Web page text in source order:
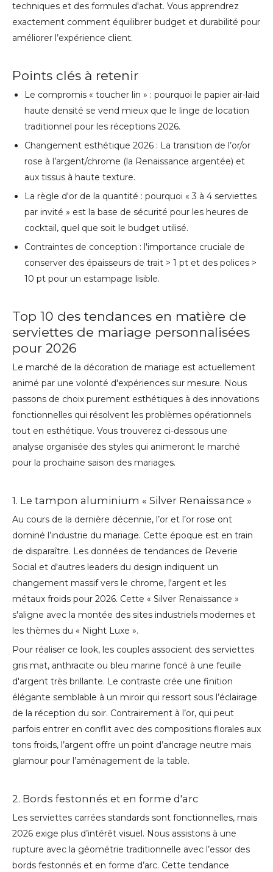
techniques et des formules d'achat. Vous apprendrez
exactement comment équilibrer budget et durabilité pour
améliorer l’expérience client.
Points clés à retenir
Le compromis « toucher lin » : pourquoi le papier air-laid
haute densité se vend mieux que le linge de location
traditionnel pour les réceptions 2026.
Changement esthétique 2026 : La transition de l’or/or
rose à l’argent/chrome (la Renaissance argentée) et
aux tissus à haute texture.
La règle d'or de la quantité : pourquoi « 3 à 4 serviettes
par invité » est la base de sécurité pour les heures de
cocktail, quel que soit le budget utilisé.
Contraintes de conception : l'importance cruciale de
conserver des épaisseurs de trait > 1 pt et des polices >
10 pt pour un estampage lisible.
Top 10 des tendances en matière de
serviettes de mariage personnalisées
pour 2026
Le marché de la décoration de mariage est actuellement
animé par une volonté d'expériences sur mesure. Nous
passons de choix purement esthétiques à des innovations
fonctionnelles qui résolvent les problèmes opérationnels
tout en esthétique. Vous trouverez ci-dessous une
analyse organisée des styles qui animeront le marché
pour la prochaine saison des mariages.
1. Le tampon aluminium « Silver Renaissance »
Au cours de la dernière décennie, l’or et l’or rose ont
dominé l’industrie du mariage. Cette époque est en train
de disparaître. Les données de tendances de Reverie
Social et d'autres leaders du design indiquent un
changement massif vers le chrome, l'argent et les
métaux froids pour 2026. Cette « Silver Renaissance »
s'aligne avec la montée des sites industriels modernes et
les thèmes du « Night Luxe ».
Pour réaliser ce look, les couples associent des serviettes
gris mat, anthracite ou bleu marine foncé à une feuille
d'argent très brillante. Le contraste crée une finition
élégante semblable à un miroir qui ressort sous l’éclairage
de la réception du soir. Contrairement à l’or, qui peut
parfois entrer en conflit avec des compositions florales aux
tons froids, l’argent offre un point d’ancrage neutre mais
glamour pour l’aménagement de la table.
2. Bords festonnés et en forme d'arc
Les serviettes carrées standards sont fonctionnelles, mais
2026 exige plus d’intérêt visuel. Nous assistons à une
rupture avec la géométrie traditionnelle avec l’essor des
bords festonnés et en forme d’arc. Cette tendance